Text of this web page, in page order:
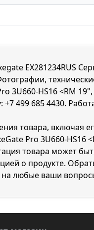
EX281234RUS
3U660-HS16 <RM
+7 499 685 4430.
товара, включая
Pro 3U660-HS16
товара может
о продукте.
на любые ваши